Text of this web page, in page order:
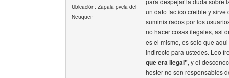
Ubicación: Zapala pvcia del
Neuquen
un dato factico creible y sirve
suministrados por los
no hacer cosas ilegales, asi
es el mismo, es solo que
indirecto para ustedes. Leo
que era ilegal", y el
hoster no son responsables